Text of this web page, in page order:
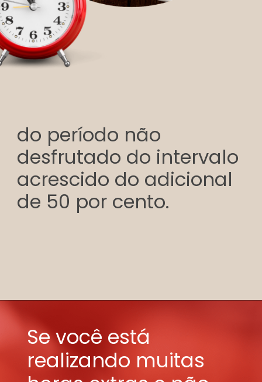
do período não
desfrutado do intervalo
acrescido do adicional
de 50 por cento.
Se você está
realizando muitas